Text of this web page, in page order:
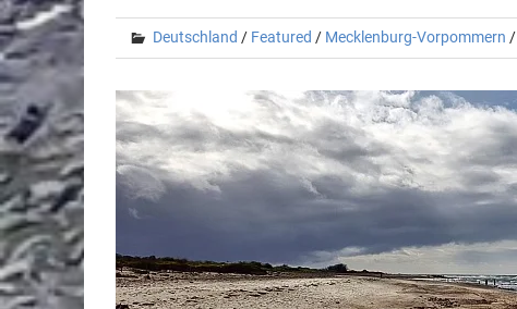
Deutschland / Featured / Mecklenburg-Vorpommern /